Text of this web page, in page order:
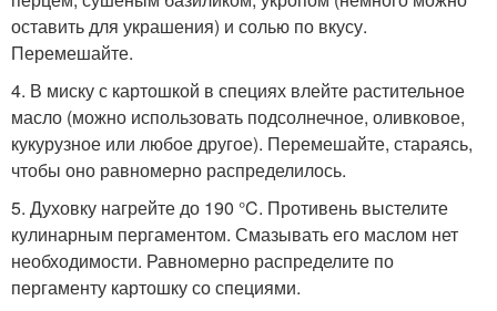
оставить для украшения) и солью по вкусу.
Перемешайте.
4. В миску с картошкой в специях влейте растительное
масло (можно использовать подсолнечное, оливковое,
кукурузное или любое другое). Перемешайте, стараясь,
чтобы оно равномерно распределилось.
5. Духовку нагрейте до 190 °C. Противень выстелите
кулинарным пергаментом. Смазывать его маслом нет
необходимости. Равномерно распределите по
пергаменту картошку со специями.